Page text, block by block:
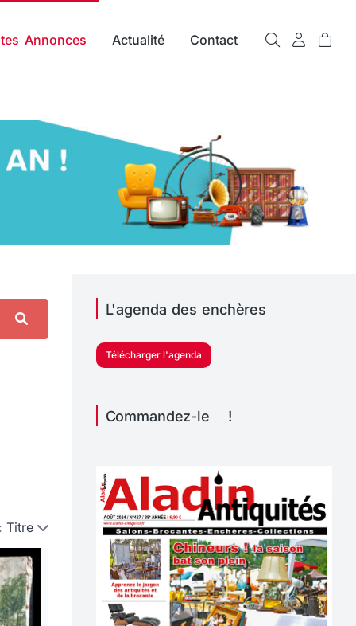
Annonces Actualité Contact
Titre
L'agenda des enchères
Télécharger l'agenda
Commandez-le !